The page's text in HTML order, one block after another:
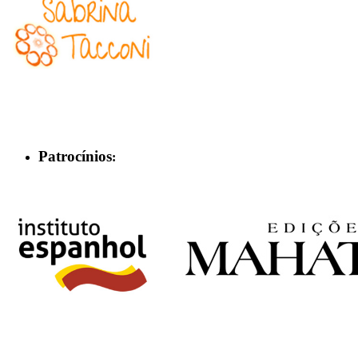
Patrocínios: